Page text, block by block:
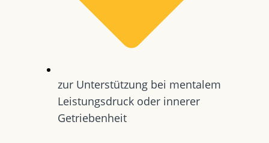
zur Unterstützung bei mentalem
Leistungsdruck oder innerer
Getriebenheit